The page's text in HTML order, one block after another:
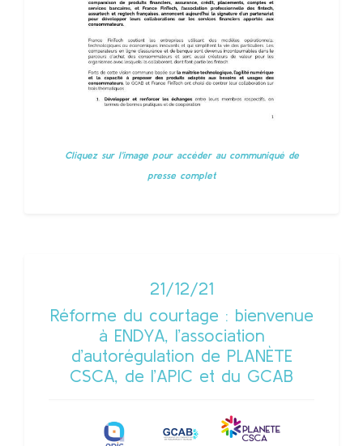
Cliquez sur l'image pour accèder au communiqué de
presse complet
21/12/21
Réforme du courtage : bienvenue
à ENDYA, l’association
d’autorégulation de PLANÈTE
CSCA, de l’APIC et du GCAB